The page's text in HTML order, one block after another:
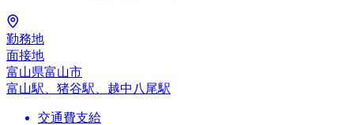
勤務地
面接地
富山県富山市
富山駅、猪谷駅、越中八尾駅
交通費支給